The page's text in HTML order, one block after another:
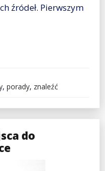
źródeł. Pierwszym
, porady, znaleźć
do